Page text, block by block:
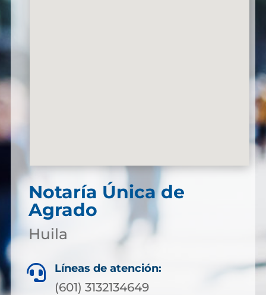
Notaría Única de
Agrado
Huila
 Líneas de atención:
(601) 3132134649